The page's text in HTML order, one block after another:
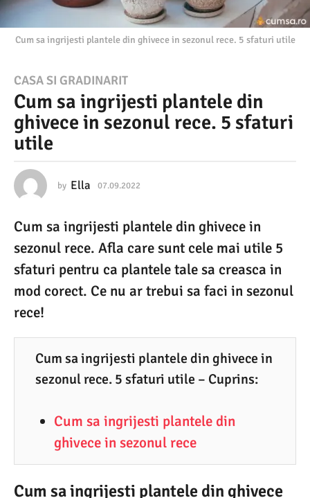
Cum sa ingrijesti plantele din ghivece in sezonul rece. 5 sfaturi utile
0
7
.
0
.
0
2
2
0
7
.
2
2
CASA SI GRADINARIT
Cum sa ingrijesti plantele din
ghivece in sezonul rece. 5 sfaturi
utile
by Ella 07.09.2022
0
.
2
0
2
Cum sa ingrijesti plantele din ghivece in
sezonul rece. Afla care sunt cele mai utile 5
sfaturi pentru ca plantele tale sa creasca in
mod corect. Ce nu ar trebui sa faci in sezonul
rece!
Cum sa ingrijesti plantele din ghivece in
sezonul rece. 5 sfaturi utile – Cuprins:
Cum sa ingrijesti plantele din
ghivece in sezonul rece
Cum sa ingrijesti plantele din ghivece